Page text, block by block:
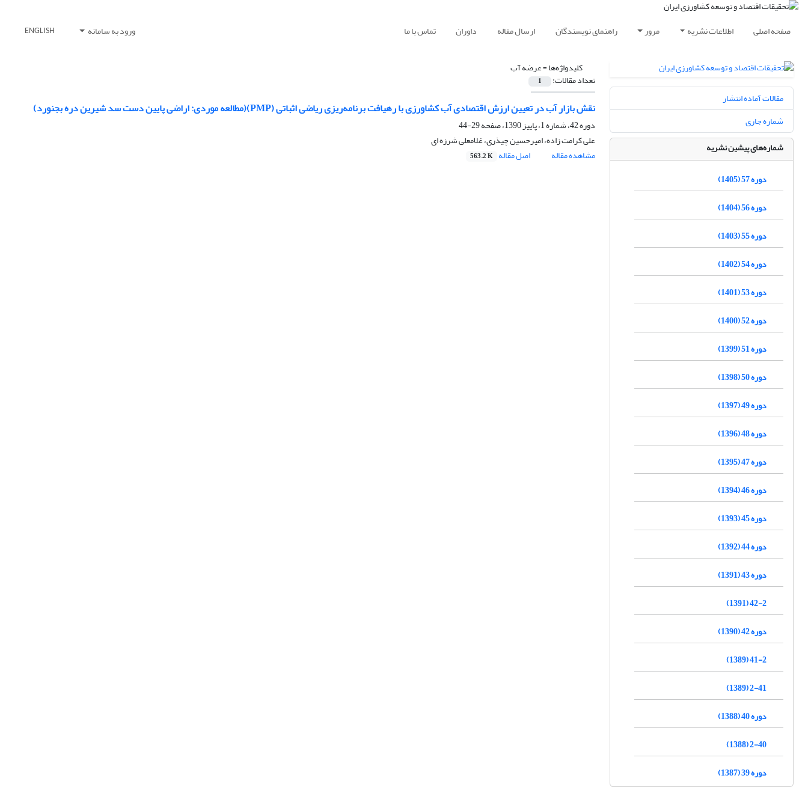
صفحه اصلی اطلاعات نشریه مرور راهنمای نویسندگان ارسال مقاله داوران تماس با ما ورود به سامانه ENGLISH
کلیدواژه‌ها =عرضه آب
تعداد مقالات: 1
نقش بازار آب در تعیین ارزش اقتصادی آب کشاورزی با رهیافت برنامه‌ریزی ریاضی اثباتی (PMP)(مطالعه موردی: اراضی پایین دست سد شیرین دره بجنورد)
دوره 42، شماره 1، پاییز 1390، صفحه
29-44
علی کرامت زاده، امیرحسین چیذری، غلامعلی شرزه ای
مشاهده مقاله
اصل مقاله 563.2 K
مقالات آماده انتشار
شماره جاری
شماره‌های پیشین نشریه
دوره 57 (1405)
دوره 56 (1404)
دوره 55 (1403)
دوره 54 (1402)
دوره 53 (1401)
دوره 52 (1400)
دوره 51 (1399)
دوره 50 (1398)
دوره 49 (1397)
دوره 48 (1396)
دوره 47 (1395)
دوره 46 (1394)
دوره 45 (1393)
دوره 44 (1392)
دوره 43 (1391)
42-2 (1391)
دوره 42 (1390)
41-2 (1389)
2-41 (1389)
دوره 40 (1388)
2-40 (1388)
دوره 39 (1387)